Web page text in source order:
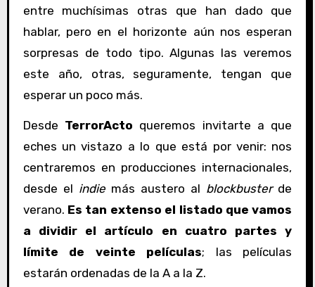
entre muchísimas otras que han dado que
hablar, pero en el horizonte aún nos esperan
sorpresas de todo tipo. Algunas las veremos
este año, otras, seguramente, tengan que
esperar un poco más.
Desde TerrorActo queremos invitarte a que
eches un vistazo a lo que está por venir: nos
centraremos en producciones internacionales,
desde el indiemás austero al blockbusterde
verano. Es tan extenso el listado que vamos
a dividir el artículo en cuatro partes y
límite de veinte películas; las películas
estarán ordenadas de la A a la Z.